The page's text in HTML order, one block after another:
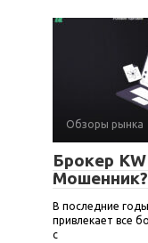
Обзоры рынка
Брокер
Мошенник?
В последние
привлекает все
с